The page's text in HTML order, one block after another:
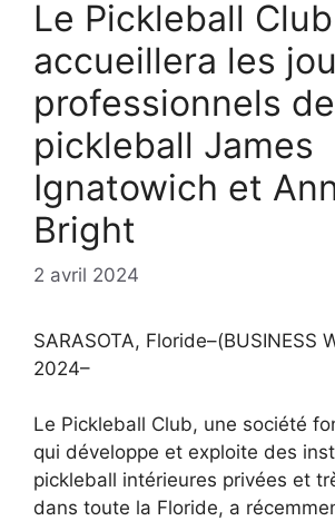
Le Pickleball Club
accueillera les
professionnels de
pickleball James
Ignatowich et
Bright
2 avril 2024
SARASOTA, Floride–(BUSINESS
2024–
Le Pickleball Club, une société
qui développe et exploite des
pickleball intérieures privées et
dans toute la Floride, a